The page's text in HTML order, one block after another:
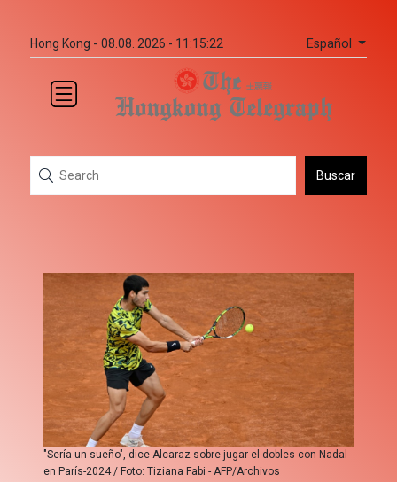
Hong Kong - 08.08. 2026 - 11:15:22 Español
Buscar
"Sería un sueño", dice Alcaraz sobre jugar el dobles con Nadal
en París-2024 / Foto: Tiziana Fabi - AFP/Archivos